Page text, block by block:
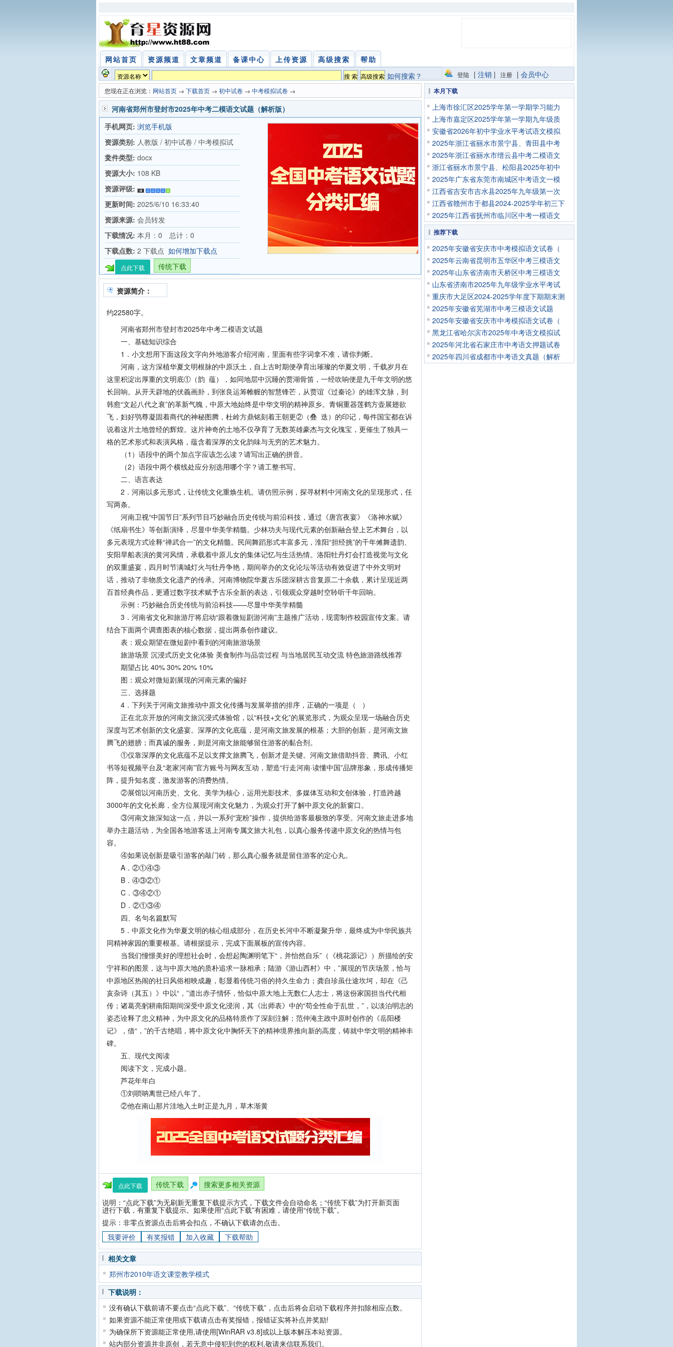
网站首页 资源频道 文章频道 备课中心 上传资源 高级搜索
帮助
如何搜索？
登陆 | 注销 | 注册 | 会员中心
您现在正在浏览： 网站首页 → 下载首页 → 初中试卷 → 中考模拟试卷 →
河南省郑州市登封市2025年中考二模语文试题（解析版）
手机网页: 浏览手机版
资源类别: 人教版 / 初中试卷 / 中考模拟试
卷
文件类型: docx
资源大小: 108 KB
资源评级:
更新时间: 2025/6/10 16:33:40
资源来源: 会员转发
下载情况: 本月：0 总计：0
下载点数: 2 下载点 如何增加下载点
点此下载 传统下载
资源简介：
约22580字。
河南省郑州市登封市2025年中考二模语文试题
一、基础知识综合
1．小文想用下面这段文字向外地游客介绍河南，里面有些字词拿不准，请你判断。
河南，这方深植华夏文明根脉的中原沃土，自上古时期便孕育出璀璨的华夏文明，千载岁月在
这里积淀出厚重的文明底①（韵 蕴），如同地层中沉睡的贾湖骨笛，一经吹响便是九千年文明的悠
长回响。从开天辟地的伏義画卦，到张良运筹帷幄的智慧锋芒，从贾谊《过秦论》的雄浑文脉，到
韩愈“文起八代之衰”的革新气魄，中原大地始终是中华文明的精神原乡。青铜重器莲鹤方壶展翅欲
飞，妇好鸮尊凝固着商代的神秘图腾，杜岭方鼎铭刻着王朝更②（叠 迭）的印记，每件国宝都在诉
说着这片土地曾经的辉煌。这片神奇的土地不仅孕育了无数英雄豪杰与文化瑰宝，更催生了独具一
格的艺术形式和表演风格，蕴含着深厚的文化韵味与无穷的艺术魅力。
（1）语段中的两个加点字应该怎么读？请写出正确的拼音。
（2）语段中两个横线处应分别选用哪个字？请工整书写。
二、语言表达
2．河南以多元形式，让传统文化重焕生机。请仿照示例，探寻材料中河南文化的呈现形式，任
写两条。
河南卫视“中国节日”系列节目巧妙融合历史传统与前沿科技，通过《唐宫夜宴》《洛神水赋》
《纸扇书生》等创新演绎，尽显中华美学精髓。少林功夫与现代元素的创新融合登上艺术舞台，以
多元表现方式诠释“禅武合一”的文化精髓。民间舞蹈形式丰富多元，淮阳“担经挑”的千年傩舞遗韵、
安阳旱船表演的黄河风情，承载着中原儿女的集体记忆与生活热情。洛阳牡丹灯会打造视觉与文化
的双重盛宴，四月时节满城灯火与牡丹争艳，期间举办的文化论坛等活动有效促进了中外文明对
话，推动了非物质文化遗产的传承。河南博物院华夏古乐团深耕古音复原二十余载，累计呈现近两
百首经典作品，更通过数字技术赋予古乐全新的表达，引领观众穿越时空聆听千年回响。
示例：巧妙融合历史传统与前沿科技——尽显中华美学精髓
3．河南省文化和旅游厅将启动“跟着微短剧游河南”主题推广活动，现需制作校园宣传文案。请
结合下面两个调查图表的核心数据，提出两条创作建议。
表：观众期望在微短剧中看到的河南旅游场景
旅游场景 沉浸式历史文化体验 美食制作与品尝过程 与当地居民互动交流 特色旅游路线推荐
期望占比 40% 30% 20% 10%
图：观众对微短剧展现的河南元素的偏好
三、选择题
4．下列关于河南文旅推动中原文化传播与发展举措的排序，正确的一项是（ ）
正在北京开放的河南文旅沉浸式体验馆，以“科技+文化”的展览形式，为观众呈现一场融合历史
深度与艺术创新的文化盛宴。深厚的文化底蕴，是河南文旅发展的根基；大胆的创新，是河南文旅
腾飞的翅膀；而真诚的服务，则是河南文旅能够留住游客的黏合剂。
①仅靠深厚的文化底蕴不足以支撑文旅腾飞，创新才是关键。河南文旅借助抖音、腾讯、小红
书等短视频平台及“老家河南”官方账号与网友互动，塑造“行走河南·读懂中国”品牌形象，形成传播矩
阵，提升知名度，激发游客的消费热情。
②展馆以河南历史、文化、美学为核心，运用光影技术、多媒体互动和文创体验，打造跨越
3000年的文化长廊，全方位展现河南文化魅力，为观众打开了解中原文化的新窗口。
③河南文旅深知这一点，并以一系列“宠粉”操作，提供给游客最极致的享受。河南文旅走进多地
举办主题活动，为全国各地游客送上河南专属文旅大礼包，以真心服务传递中原文化的热情与包
容。
④如果说创新是吸引游客的敲门砖，那么真心服务就是留住游客的定心丸。
A．②①④③
B．④③②①
C．③④②①
D．②①③④
四、名句名篇默写
5．中原文化作为华夏文明的核心组成部分，在历史长河中不断凝聚升华，最终成为中华民族共
同精神家园的重要根基。请根据提示，完成下面展板的宣传内容。
当我们憧憬美好的理想社会时，会想起陶渊明笔下“，并怡然自乐”（《桃花源记》）所描绘的安
宁祥和的图景，这与中原大地的质朴追求一脉相承；陆游《游山西村》中，”展现的节庆场景，恰与
中原地区热闹的社日风俗相映成趣，彰显着传统习俗的持久生命力；龚自珍虽仕途坎坷，却在《己
亥杂诗（其五）》中以“，”道出赤子情怀，恰似中原大地上无数仁人志士，将这份家国担当代代相
传；诸葛亮躬耕南阳期间深受中原文化浸润，其《出师表》中的“苟全性命于乱世，”，以淡泊明志的
姿态诠释了忠义精神，为中原文化的品格特质作了深刻注解；范仲淹主政中原时创作的《岳阳楼
记》，借“，”的千古绝唱，将中原文化中胸怀天下的精神境界推向新的高度，铸就中华文明的精神丰
碑。
五、现代文阅读
阅读下文，完成小题。
芦花年年白
①刘唢呐离世已经八年了。
②他在南山那片洼地入土时正是九月，草木渐黄
点此下载 传统下载
搜索更多相关资源
说明：“点此下载”为无刷新无重复下载提示方式，下载文件会自动命名；“传统下载”为打开新页面
进行下载，有重复下载提示。如果使用“点此下载”有困难，请使用“传统下载”。
提示：非零点资源点击后将会扣点，不确认下载请勿点击。
我要评价
有奖报错 加入收藏 下载帮助
相关文章
郑州市2010年语文课堂教学模式
下载说明：
没有确认下载前请不要点击“点此下载”、“传统下载”，点击后将会启动下载程序并扣除相应点数。
如果资源不能正常使用或下载请点击有奖报错，报错证实将补点并奖励!
为确保所下资源能正常使用,请使用[WinRAR v3.8]或以上版本解压本站资源。
站内部分资源并非原创，若无意中侵犯到您的权利,敬请来信联系我们。
本月下载
上海市徐汇区2025学年第一学期学习能力
上海市嘉定区2025学年第一学期九年级质
安徽省2026年初中学业水平考试语文模拟
2025年浙江省丽水市景宁县、青田县中考
2025年浙江省丽水市缙云县中考二模语文
浙江省丽水市景宁县、松阳县2025年初中
2025年广东省东莞市南城区中考语文一模
江西省吉安市吉水县2025年九年级第一次
江西省赣州市于都县2024-2025学年初三下
2025年江西省抚州市临川区中考一模语文
推荐下载
2025年安徽省安庆市中考模拟语文试卷（
2025年云南省昆明市五华区中考三模语文
2025年山东省济南市天桥区中考三模语文
山东省济南市2025年九年级学业水平考试
重庆市大足区2024-2025学年度下期期末测
2025年安徽省芜湖市中考三模语文试题
2025年安徽省安庆市中考模拟语文试卷（
黑龙江省哈尔滨市2025年中考语文模拟试
2025年河北省石家庄市中考语文押题试卷
2025年四川省成都市中考语文真题（解析